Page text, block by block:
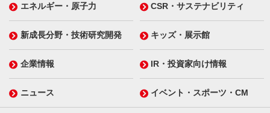
エネルギー・原子力 CSR・サステナビリティ
新成長分野・技術研究開発 キッズ・展示館
企業情報 IR・投資家向け情報
ニュース イベント・スポーツ・CM